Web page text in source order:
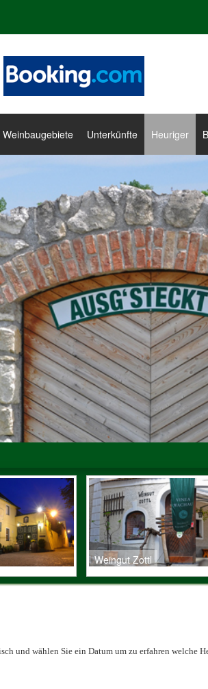
Weinbaugebiete Unterkünfte Heuriger
Weingut Zottl
und wählen Sie ein Datum um zu erfahren welche